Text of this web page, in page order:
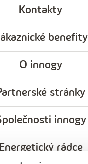
Kontakty
benefity
O innogy
stránky
innogy
Energetický rádce